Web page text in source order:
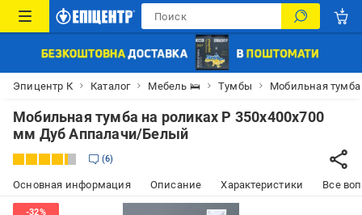
Эпицентр К Каталог Мебель 🛌 Тумбы Мобильная
Мобильная тумба на роликах P 350х400х700
мм Дуб Аппалачи/Белый
6
Основная информация Описание Характеристики Все